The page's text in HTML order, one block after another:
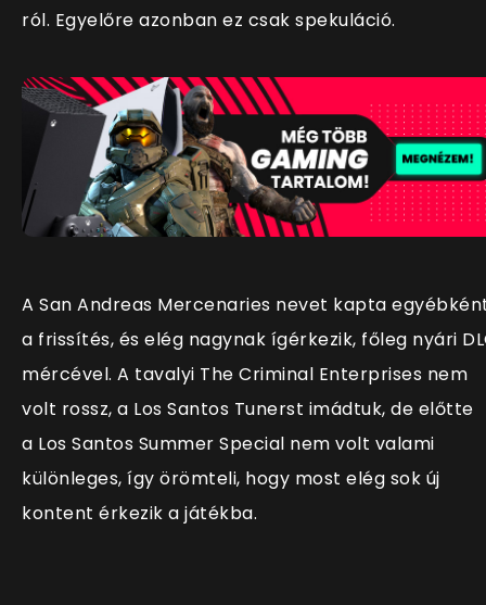
ról. Egyelőre azonban ez csak spekuláció.
A San Andreas Mercenaries nevet kapta
a frissítés, és elég nagynak ígérkezik, főleg nyári
mércével. A tavalyi The Criminal Enterprises nem
volt rossz, a Los Santos Tunerst imádtuk, de előtte
a Los Santos Summer Special nem volt valami
különleges, így örömteli, hogy most elég sok új
kontent érkezik a játékba.